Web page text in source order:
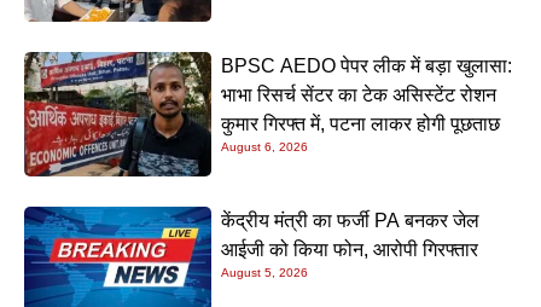
BPSC AEDO पेपर लीक में बड़ा खुलासा:
भाभा रिसर्च सेंटर का टेक असिस्टेंट रोशन
कुमार गिरफ्त में, पटना लाकर होगी पूछताछ
August 6, 2026
केंद्रीय मंत्री का फर्जी PA बनकर जेल
आईजी को किया फोन, आरोपी गिरफ्तार
August 5, 2026